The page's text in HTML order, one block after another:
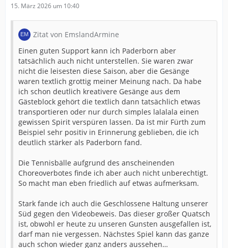
15. März 2026 um 10:40
Zitat von EmslandArmine
Einen guten Support kann ich Paderborn aber
tatsächlich auch nicht unterstellen. Sie waren zwar
nicht die leisesten diese Saison, aber die Gesänge
waren textlich grottig meiner Meinung nach. Da habe
ich schon deutlich kreativere Gesänge aus dem
Gästeblock gehört die textlich dann tatsächlich etwas
transportieren oder nur durch simples lalalala einen
gewissen Spirit verspüren lassen. Da ist mir Fürth zum
Beispiel sehr positiv in Erinnerung geblieben, die ich
deutlich stärker als Paderborn fand.
Die Tennisbälle aufgrund des anscheinenden
Choreoverbotes finde ich aber auch nicht unberechtigt.
So macht man eben friedlich auf etwas aufmerksam.
Stark fande ich auch die Geschlossene Haltung unserer
Süd gegen den Videobeweis. Das dieser großer Quatsch
ist, obwohl er heute zu unseren Gunsten ausgefallen ist,
darf man nie vergessen. Nächstes Spiel kann das ganze
auch schon wieder ganz anders aussehen…